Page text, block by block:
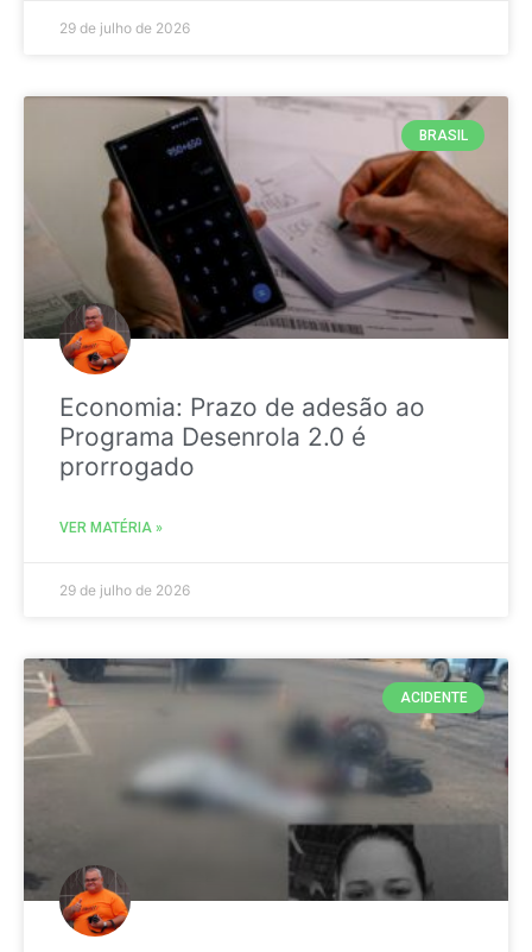
29 de julho de 2026
BRASIL
Economia: Prazo de adesão ao
Programa Desenrola 2.0 é
prorrogado
VER MATÉRIA »
29 de julho de 2026
ACIDENTE